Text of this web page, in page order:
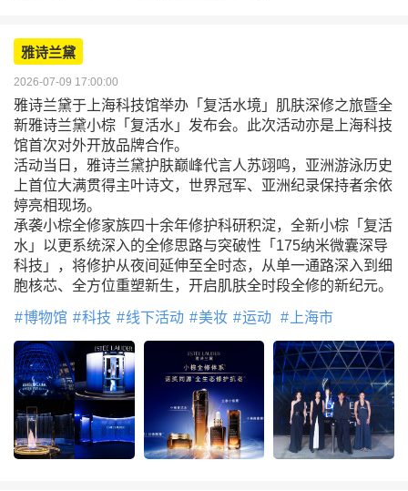
雅诗兰黛
2026-07-09 17:00:00
雅诗兰黛于上海科技馆举办「复活水境」肌肤深修之旅暨全
新雅诗兰黛小棕「复活水」发布会。此次活动亦是上海科技
馆首次对外开放品牌合作。
活动当日，雅诗兰黛护肤巅峰代言人苏翊鸣，亚洲游泳历史
上首位大满贯得主叶诗文，世界冠军、亚洲纪录保持者余依
婷亮相现场。
承袭小棕全修家族四十余年修护科研积淀，全新小棕「复活
水」以更系统深入的全修思路与突破性「175纳米微囊深导
科技」，将修护从夜间延伸至全时态，从单一通路深入到细
胞核芯、全方位重塑新生，开启肌肤全时段全修的新纪元。
博物馆 科技 线下活动 美妆 运动 上海市